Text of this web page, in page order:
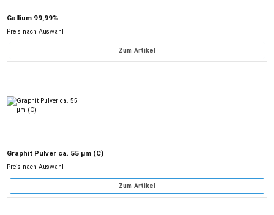
Gallium 99,99%
Preis nach Auswahl
Zum Artikel
Graphit Pulver ca. 55 µm (C)
Preis nach Auswahl
Zum Artikel